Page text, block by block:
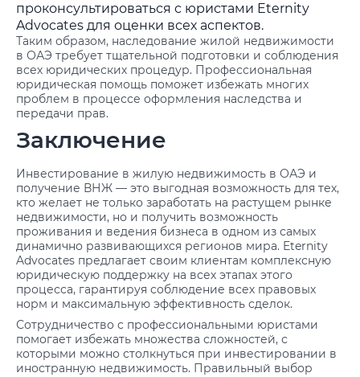
проконсультироваться с юристами Eternity
Advocates для оценки всех аспектов.
Таким образом, наследование жилой недвижимости
в ОАЭ требует тщательной подготовки и соблюдения
всех юридических процедур. Профессиональная
юридическая помощь поможет избежать многих
проблем в процессе оформления наследства и
передачи прав.
Заключение
Инвестирование в жилую недвижимость в ОАЭ и
получение ВНЖ — это выгодная возможность для тех,
кто желает не только заработать на растущем рынке
недвижимости, но и получить возможность
проживания и ведения бизнеса в одном из самых
динамично развивающихся регионов мира. Eternity
Advocates предлагает своим клиентам комплексную
юридическую поддержку на всех этапах этого
процесса, гарантируя соблюдение всех правовых
норм и максимальную эффективность сделок.
Сотрудничество с профессиональными юристами
помогает избежать множества сложностей, с
которыми можно столкнуться при инвестировании в
иностранную недвижимость. Правильный выбор